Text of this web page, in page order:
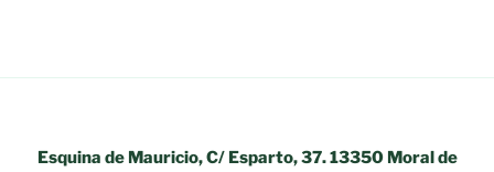
Esquina de Mauricio, C/ Esparto, 37. 13350 Moral de